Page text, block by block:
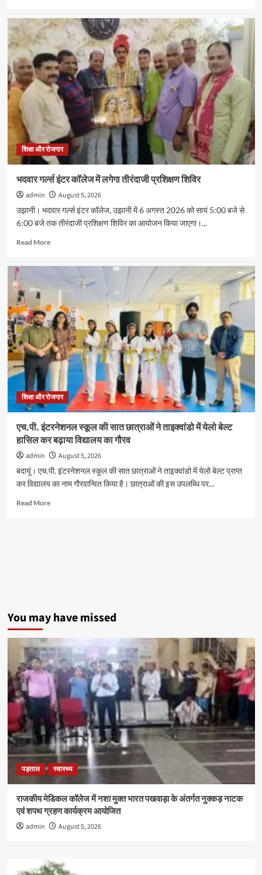
एमबीए
टॉप
कर
खुशी
शर्मा
ने
जीता
पदक
शिक्षा और रोजगार
भदवार गर्ल्स इंटर कॉलेज में लगेगा तीरंदाजी प्रशिक्षण शिविर
admin
August 5, 2026
उझानी। भदवार गर्ल्स इंटर कॉलेज, उझानी में 6 अगस्त 2026 को सायं 5:00 बजे से
6:00 बजे तक तीरंदाजी प्रशिक्षण शिविर का आयोजन किया जाएगा।...
Read MoreRead
कॉलेज
में
लगेगा
तीरंदाजी
प्रशिक्षण
शिविर
शिक्षा और रोजगार
एच.पी. इंटरनेशनल स्कूल की सात छात्राओं ने ताइक्वांडो में येलो बेल्ट
हासिल कर बढ़ाया विद्यालय का गौरव
admin
August 5, 2026
बदायूं। एच.पी. इंटरनेशनल स्कूल की सात छात्राओं ने ताइक्वांडो में येलो बेल्ट प्राप्त
कर विद्यालय का नाम गौरवान्वित किया है। छात्राओं की इस उपलब्धि पर...
Read MoreRead
ताइक्वांडो
में
बेल्ट
हासिल
कर
बढ़ाया
विद्यालय
का
गौरव
You may have missed
पड़ताल स्वास्थ्य
राजकीय मेडिकल कॉलेज में नशा मुक्त भारत पखवाड़ा के अंतर्गत नुक्कड़ नाटक
एवं शपथ ग्रहण कार्यक्रम आयोजित
admin August 5, 2026